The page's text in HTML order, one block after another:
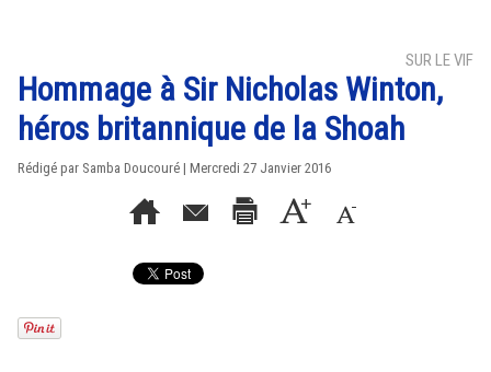
SUR LE VIF
Hommage à Sir Nicholas Winton,
héros britannique de la Shoah
Rédigé par Samba Doucouré | Mercredi 27 Janvier 2016